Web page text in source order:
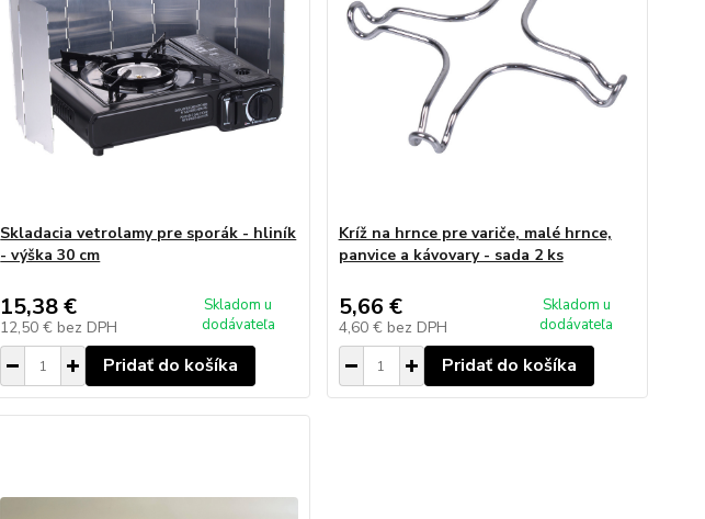
Skladacia vetrolamy pre sporák - hliník
- výška 30 cm
15,38 €
12,50 € bez DPH
Skladom u
dodávateľa
Pridať do košíka
Kríž na hrnce pre variče, malé hrnce,
panvice a kávovary - sada 2 ks
5,66 €
4,60 € bez DPH
Skladom u
dodávateľa
Pridať do košíka